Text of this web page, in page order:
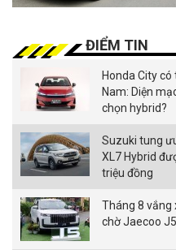
ĐIỂM TIN
Honda City
Nam: Diện
chọn hybrid?
Suzuki tung
XL7 Hybrid
triệu đồng
Tháng 8 vắng
chờ Jaecoo